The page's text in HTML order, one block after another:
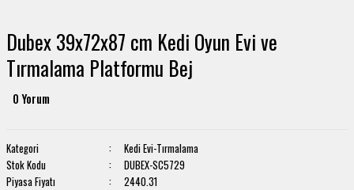
Dubex 39x72x87 cm Kedi Oyun Evi ve
Tırmalama Platformu Bej
0 Yorum
Kategori
Kedi Evi-Tırmalama
Stok Kodu
DUBEX-SC5729
Piyasa Fiyatı
2440.31